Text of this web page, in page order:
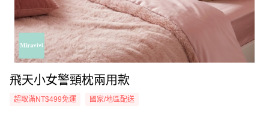
飛天小女警頸枕兩用款
超取滿NT$499免運 國家/地區配送